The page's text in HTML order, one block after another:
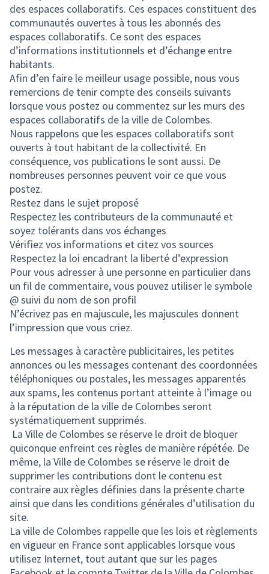
des espaces collaboratifs. Ces espaces constituent des
communautés ouvertes à tous les abonnés des
espaces collaboratifs. Ce sont des espaces
d’informations institutionnels et d’échange entre
habitants.
Afin d’en faire le meilleur usage possible, nous vous
remercions de tenir compte des conseils suivants
lorsque vous postez ou commentez sur les murs des
espaces collaboratifs de la ville de Colombes.
Nous rappelons que les espaces collaboratifs sont
ouverts à tout habitant de la collectivité. En
conséquence, vos publications le sont aussi. De
nombreuses personnes peuvent voir ce que vous
postez.
Restez dans le sujet proposé
Respectez les contributeurs de la communauté et
soyez tolérants dans vos échanges
Vérifiez vos informations et citez vos sources
Respectez la loi encadrant la liberté d’expression
Pour vous adresser à une personne en particulier dans
un fil de commentaire, vous pouvez utiliser le symbole
@ suivi du nom de son profil
N’écrivez pas en majuscule, les majuscules donnent
l’impression que vous criez.
Les messages à caractère publicitaires, les petites
annonces ou les messages contenant des coordonnées
téléphoniques ou postales, les messages apparentés
aux spams, les contenus portant atteinte à l’image ou
à la réputation de la ville de Colombes seront
systématiquement supprimés.
La Ville de Colombes se réserve le droit de bloquer
quiconque enfreint ces règles de manière répétée. De
même, la Ville de Colombes se réserve le droit de
supprimer les contributions dont le contenu est
contraire aux règles définies dans la présente charte
ainsi que dans les conditions générales d’utilisation du
site.
La ville de Colombes rappelle que les lois et règlements
en vigueur en France sont applicables lorsque vous
utilisez Internet, tout autant que sur les pages